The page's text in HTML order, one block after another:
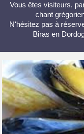
Vous êtes visiteurs,
chant
N'hésitez pas à
Biras en